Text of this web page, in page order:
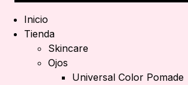
Inicio
Tienda
Skincare
Ojos
Universal Color Pomade